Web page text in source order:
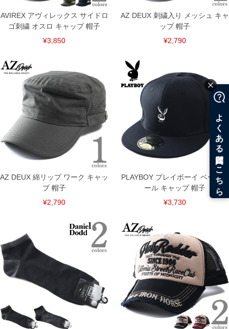
COLOR VARIATION
AVIREX アヴィレックス サイドロ
ゴ刺繍 オスロ キャップ 帽子
¥3,850
AZ DEUX 刺繍入り メッシュ キャ
ップ 帽子
¥2,790
AZ DEUX 綿リップ ワーク キャッ
プ 帽子
¥2,790
PLAYBOY プレイボーイ ベースボ
ール キャップ 帽子
¥3,730